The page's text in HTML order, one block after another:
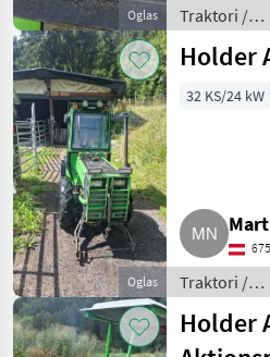
MODEL
A
60
A
55
MARKETPLACE
Marketplace
Ponude
trgovaca
Mali
oglasi
Oglas
Traktori /
Standardni
(traktori
Oglas
Holder
32 KS/24 kW
Traktori /
Standardni
(traktori
Holder